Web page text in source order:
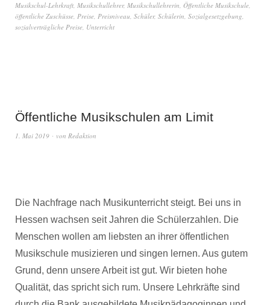
Musikschul-Lehrkraft, Musikschullehrer, Musikschullehrerin, Öffentliche Musikschule,
öffentliche Zuschüsse, Preise, Preisniveau, Schüler, Schülerin, Sozialgesetzgebung,
sozialverträgliche Preise, Unterricht
Öffentliche Musikschulen am Limit
1. Mai 2019 von Redaktion
Die Nachfrage nach Musikunterricht steigt. Bei uns in
Hessen wachsen seit Jahren die Schülerzahlen. Die
Menschen wollen am liebsten an ihrer öffentlichen
Musikschule musizieren und singen lernen. Aus gutem
Grund, denn unsere Arbeit ist gut. Wir bieten hohe
Qualität, das spricht sich rum. Unsere Lehrkräfte sind